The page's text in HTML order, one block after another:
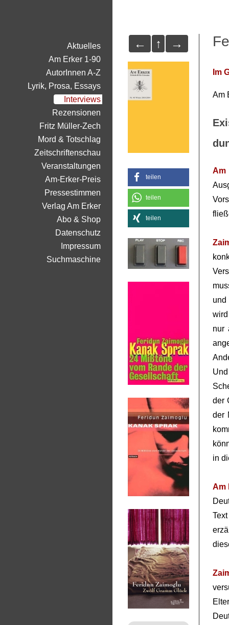
← ↑ →
teilen
teilen
teilen
Im
Am
Am
und
nur
der
der
in
Am
Aktuelles
Am Erker 1-90
AutorInnen A-Z
Lyrik, Prosa, Essays
Interviews
Rezensionen
Fritz Müller-Zech
Mord & Totschlag
Zeitschriftenschau
Veranstaltungen
Am-Erker-Preis
Pressestimmen
Verlag Am Erker
Abo & Shop
Datenschutz
Impressum
Suchmaschine